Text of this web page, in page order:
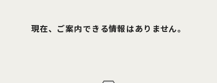
現在、ご案内できる情報はありません。